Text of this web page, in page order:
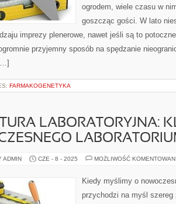
ogrodem, wiele czasu w
goszcząc gości. W lato
imprezy plenerowe, nawet jeśli są to
przyjemny sposób na spędzanie
FARMAKOGENETYKA
LABORATORYJNA:
ADMIN CZE - 8 - 2025 MOŻLIWOŚĆ
Kiedy myślimy o
przychodzi na myśl szereg